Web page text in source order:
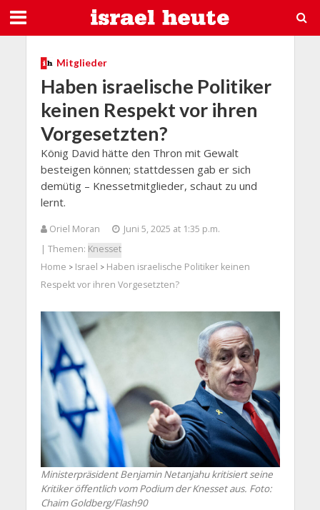
Mitglieder
Haben israelische Politiker
keinen Respekt vor ihren
Vorgesetzten?
König David hätte den Thron mit Gewalt
besteigen können; stattdessen gab er sich
demütig – Knessetmitglieder, schaut zu und
lernt.
Oriel Moran
Juni 5, 2025 at 1:35 p.m.
| Themen: Knesset
Home > Israel > Haben israelische Politiker keinen
Respekt vor ihren Vorgesetzten?
Ministerpräsident Benjamin Netanjahu kritisiert seine
Kritiker öffentlich vom Podium der Knesset aus. Foto:
Chaim Goldberg/Flash90